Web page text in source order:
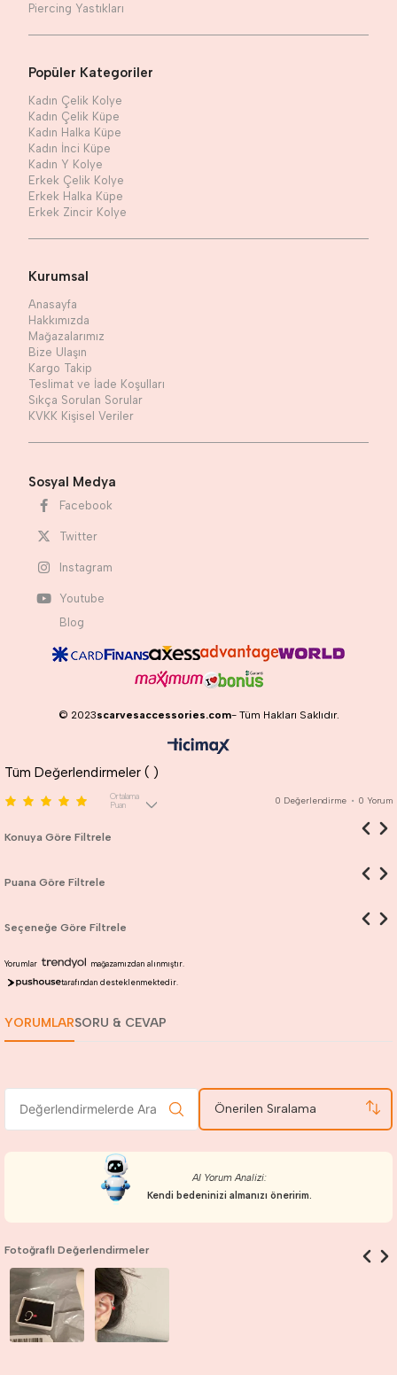
Piercing Yastıkları
Popüler Kategoriler
Kadın Çelik Kolye
Kadın Çelik Küpe
Kadın Halka Küpe
Kadın İnci Küpe
Kadın Y Kolye
Erkek Çelik Kolye
Erkek Halka Küpe
Erkek Zincir Kolye
Kurumsal
Anasayfa
Hakkımızda
Mağazalarımız
Bize Ulaşın
Kargo Takip
Teslimat ve İade Koşulları
Sıkça Sorulan Sorular
KVKK Kişisel Veriler
Sosyal Medya
Facebook
Twitter
Instagram
Youtube
Blog
© 2023scarvesaccessories.com- Tüm Hakları Saklıdır.
Tüm Değerlendirmeler ( )
Ortalama
Puan
0 Değerlendirme • 0 Yorum
Konuya Göre Filtrele
Puana Göre Filtrele
Seçeneğe Göre Filtrele
Yorumlar
mağazamızdan alınmıştır.
tarafından desteklenmektedir.
YORUMLARSORU & CEVAP
Önerilen Sıralama
AI Yorum Analizi:
Kendi bedeninizi almanızı öneririm.
Fotoğraflı Değerlendirmeler